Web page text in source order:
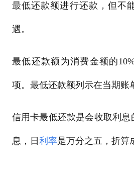
最低还款额进行还款，但不
遇。
最低还款额为消费金额的
项。最低还款额列示在当期账
信用卡最低还款是会收取利息
息，日利率是万分之五，折算